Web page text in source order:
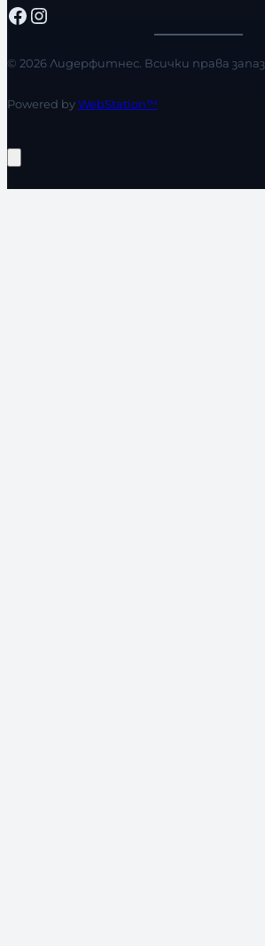
Facebook Instagram
© 2026 Лидерфитнес. Всички права
Powered byWebStation™